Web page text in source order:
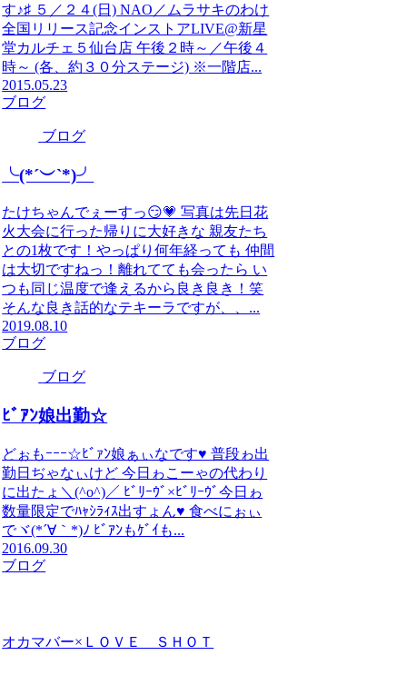
す♪♯ ５／２４(日) NAO／ムラサキのわけ
全国リリース記念インストアLIVE@新星
堂カルチェ５仙台店 午後２時～／午後４
時～ (各、約３０分ステージ) ※一階店...
2015.05.23
ブログ
ブログ
╰(*´︶`*)╯
たけちゃんでぇーすっ😏💗 写真は先日花
火大会に行った帰りに大好きな 親友たち
との1枚です！やっぱり何年経っても 仲間
は大切ですねっ！離れてても会ったら い
つも同じ温度で逢えるから良き良き！笑
そんな良き話的なテキーラですが、、...
2019.08.10
ブログ
ブログ
ﾋﾞｱﾝ娘出勤☆
どぉもｰｰｰ☆ﾋﾞｧﾝ娘ぁぃなです♥ 普段ゎ出
勤日ぢゃなぃけど 今日ゎこーゃの代わり
に出たょ＼(^o^)／ ﾋﾞﾘｰｳﾞ×ﾋﾞﾘｰｳﾞ今日ゎ
数量限定でﾊｬｼﾗｨｽ出すょん♥ 食べにぉぃ
でヾ(*´∀｀*)ﾉ ﾋﾞｱﾝもｹﾞｲも...
2016.09.30
ブログ
オカマバー×ＬＯＶＥ ＳＨＯＴ